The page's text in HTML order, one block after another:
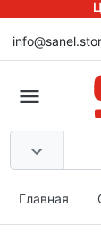
Главная